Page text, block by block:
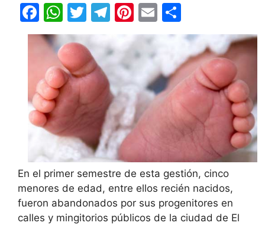
F
a
c
e
b
o
o
k
W
h
at
s
A
p
p
T
w
itt
er
T
e
gr
a
m
Pi
nt
er
e
st
E
m
ai
l
o
m
p
ar
tir
En el primer semestre de esta gestión, cinco
menores de edad, entre ellos recién nacidos,
fueron abandonados por sus progenitores en
calles y mingitorios públicos de la ciudad de El